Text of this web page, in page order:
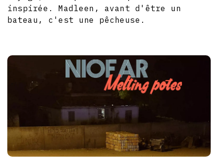
inspirée. Madleen, avant d'être un
bateau, c'est une pêcheuse.